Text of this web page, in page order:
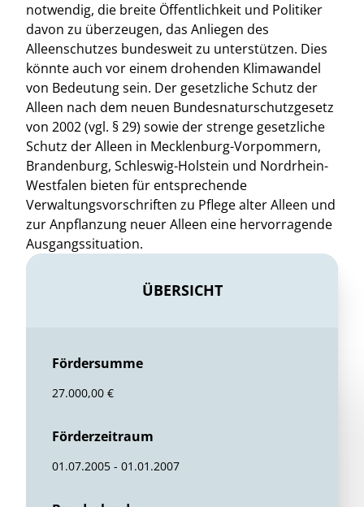
notwendig, die breite Öffentlichkeit und Politiker
davon zu überzeugen, das Anliegen des
Alleenschutzes bundesweit zu unterstützen. Dies
könnte auch vor einem drohenden Klimawandel
von Bedeutung sein. Der gesetzliche Schutz der
Alleen nach dem neuen Bundesnaturschutzgesetz
von 2002 (vgl. § 29) sowie der strenge gesetzliche
Schutz der Alleen in Mecklenburg-Vorpommern,
Brandenburg, Schleswig-Holstein und Nordrhein-
Westfalen bieten für entsprechende
Verwaltungsvorschriften zu Pflege alter Alleen und
zur Anpflanzung neuer Alleen eine hervorragende
Ausgangssituation.
ÜBERSICHT
Fördersumme
27.000,00 €
Förderzeitraum
01.07.2005 - 01.01.2007